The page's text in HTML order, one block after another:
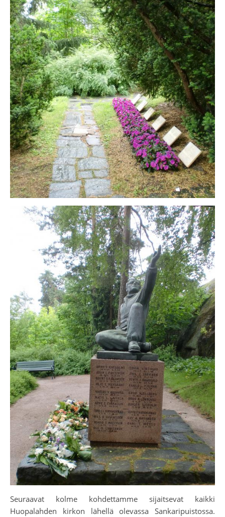
Seuraavat kolme kohdettamme sijaitsevat kaikki
Huopalahden kirkon lähellä olevassa Sankaripuistossa.